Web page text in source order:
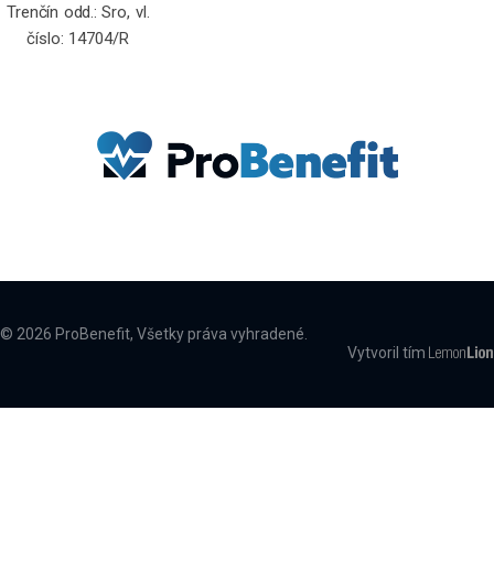
Trenčín odd.: Sro, vl.
číslo: 14704/R
© 2026 ProBenefit, Všetky práva vyhradené.
Vytvoril tím